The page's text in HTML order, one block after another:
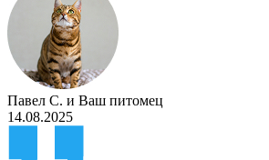
Павел С. и Ваш питомец
14.08.2025